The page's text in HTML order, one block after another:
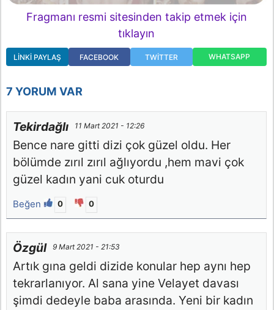
Fragmanı resmi sitesinden takip etmek için
tıklayın
LINKI PAYLAŞ FACEBOOK TWITTER WHATSAPP
7 YORUM VAR
Tekirdağlı 11 Mart 2021 - 12:26
Bence nare gitti dizi çok güzel oldu. Her
bölümde zırıl zırıl ağlıyordu ,hem mavi çok
güzel kadın yani cuk oturdu
Beğen 0 0
Özgül 9 Mart 2021 - 21:53
Artık gına geldi dizide konular hep aynı hep
tekrarlanıyor. Al sana yine Velayet davası
şimdi dedeyle baba arasında. Yeni bir kadın